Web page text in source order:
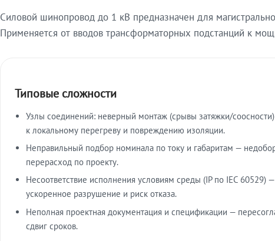
Силовой шинопровод до 1 кВ предназначен для
Применяется от вводов трансформаторных подстанций к
Типовые сложности
Узлы соединений: неверный монтаж (срывы затяжки/
к локальному перегреву и повреждению изоляции.
Неправильный подбор номинала по току и габаритам —
перерасход по проекту.
Несоответствие исполнения условиям среды (IP по IEC 60529) —
ускоренное разрушение и риск отказа.
Неполная проектная документация и спецификации —
сдвиг сроков.